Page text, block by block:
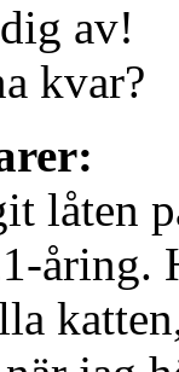
av!
kvar?
låten
åring.